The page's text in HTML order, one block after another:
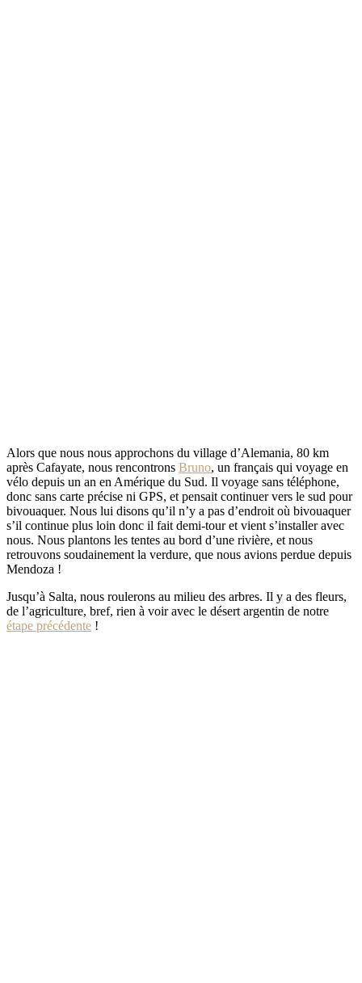
Alors que nous nous approchons du village d’Alemania, 80 km
après Cafayate, nous rencontrons Bruno, un français qui voyage en
vélo depuis un an en Amérique du Sud. Il voyage sans téléphone,
donc sans carte précise ni GPS, et pensait continuer vers le sud pour
bivouaquer. Nous lui disons qu’il n’y a pas d’endroit où bivouaquer
s’il continue plus loin donc il fait demi-tour et vient s’installer avec
nous. Nous plantons les tentes au bord d’une rivière, et nous
retrouvons soudainement la verdure, que nous avions perdue depuis
Mendoza !
Jusqu’à Salta, nous roulerons au milieu des arbres. Il y a des fleurs,
de l’agriculture, bref, rien à voir avec le désert argentin de notre
étape précédente !